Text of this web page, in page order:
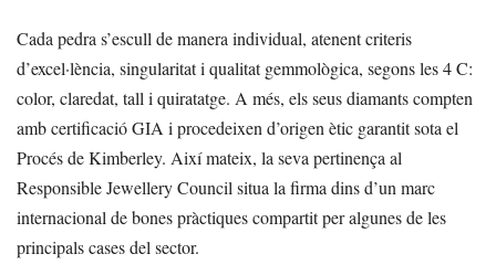
Cada pedra s’escull de manera individual, atenent criteris
d’excel·lència, singularitat i qualitat gemmològica, segons les 4 C:
color, claredat, tall i quiratatge. A més, els seus diamants compten
amb certificació GIA i procedeixen d’origen ètic garantit sota el
Procés de Kimberley. Així mateix, la seva pertinença al
Responsible Jewellery Council situa la firma dins d’un marc
internacional de bones pràctiques compartit per algunes de les
principals cases del sector.